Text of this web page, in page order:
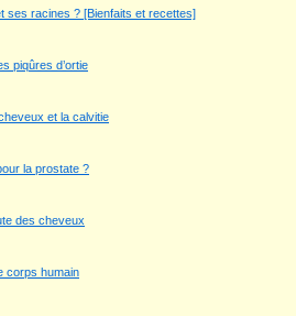
ses racines ? [Bienfaits et recettes]
piqûres d’ortie
et la calvitie
la prostate ?
des cheveux
corps humain